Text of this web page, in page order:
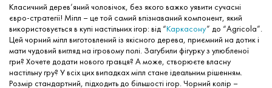
Класичний дерев’яний чоловічок, без якого важко уявити сучасні
євро-стратегії! Міпл – це той самий впізнаваний компонент, який
використовується в купі настільних ігор: від “Каркасону” до “Agricola”.
Цей чорний міпл виготовлений із якісного дерева, приємний на дотик і
мати чудовий вигляд на ігровому полі. Загубили фігурку з улюбленої
гри? Хочете додати нового гравця? А може, створюєте власну
настільну гру? У всіх цих випадках міпл стане ідеальним рішенням.
Розмір стандартний, підходить до більшості ігор. Чорний колір –